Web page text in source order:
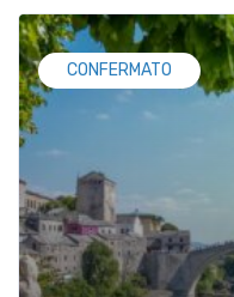
CONFERMATO